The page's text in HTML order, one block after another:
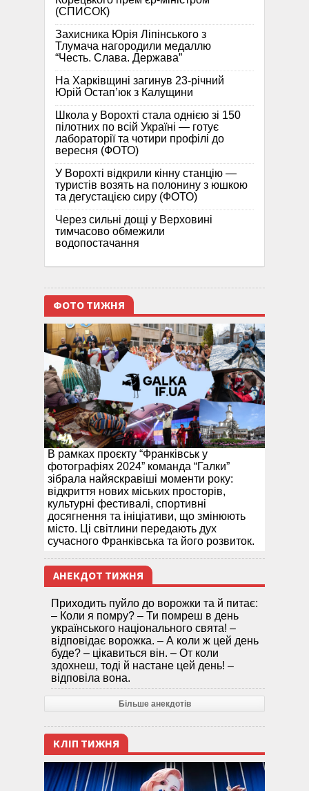
(СПИСОК)
Захисника Юрія Ліпінського з
Тлумача нагородили медаллю
“Честь. Слава. Держава”
На Харківщині загинув 23-річний
Юрій Остап’юк з Калущини
Школа у Ворохті стала однією зі 150
пілотних по всій Україні — готує
лабораторії та чотири профілі до
вересня (ФОТО)
У Ворохті відкрили кінну станцію —
туристів возять на полонину з юшкою
та дегустацією сиру (ФОТО)
Через сильні дощі у Верховині
тимчасово обмежили
водопостачання
ФОТО ТИЖНЯ
В рамках проєкту “Франківськ у
фотографіях 2024” команда “Галки”
зібрала найяскравіші моменти року:
відкриття нових міських просторів,
культурні фестивалі, спортивні
досягнення та ініціативи, що змінюють
місто. Ці світлини передають дух
сучасного Франківська та його розвиток.
АНЕКДОТ ТИЖНЯ
Приходить пуйло до ворожки та й питає:
– Коли я помру? – Ти помреш в день
українського національного свята! –
відповідає ворожка. – А коли ж цей день
буде? – цікавиться він. – От коли
здохнеш, тоді й настане цей день! –
відповіла вона.
Більше анекдотів
КЛІП ТИЖНЯ